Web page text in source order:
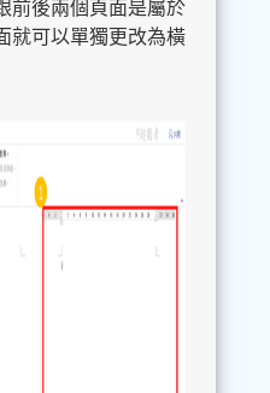
前後兩個頁面是屬於
就可以單獨更改為橫